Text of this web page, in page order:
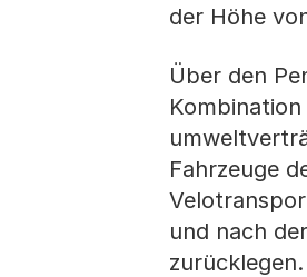
der Höhe
Über den
Fahrzeuge
und nach